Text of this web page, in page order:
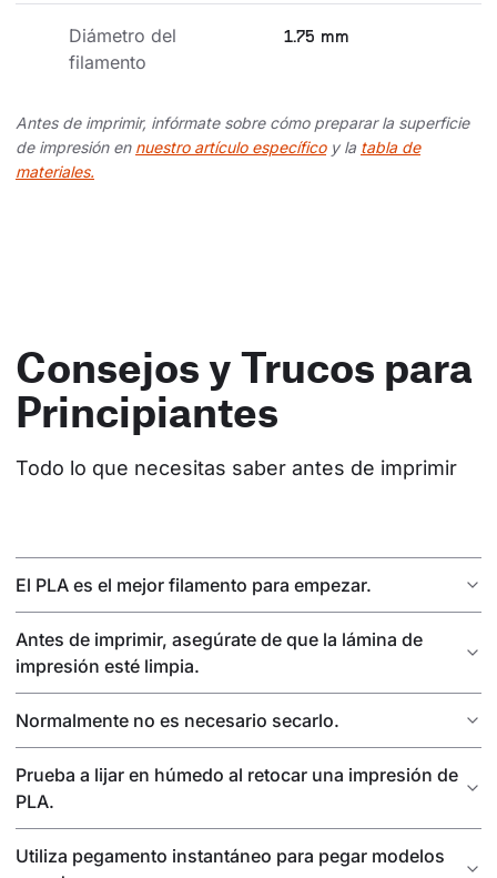
Diámetro del
filamento
1.75 mm
Antes de imprimir, infórmate sobre cómo preparar la superficie
de impresión en nuestro artículo específicoy la tabla de
materiales.
Consejos y Trucos para
Principiantes
Todo lo que necesitas saber antes de imprimir
El PLA es el mejor filamento para empezar.
Antes de imprimir, asegúrate de que la lámina de
impresión esté limpia.
Normalmente no es necesario secarlo.
Prueba a lijar en húmedo al retocar una impresión de
PLA.
Utiliza pegamento instantáneo para pegar modelos